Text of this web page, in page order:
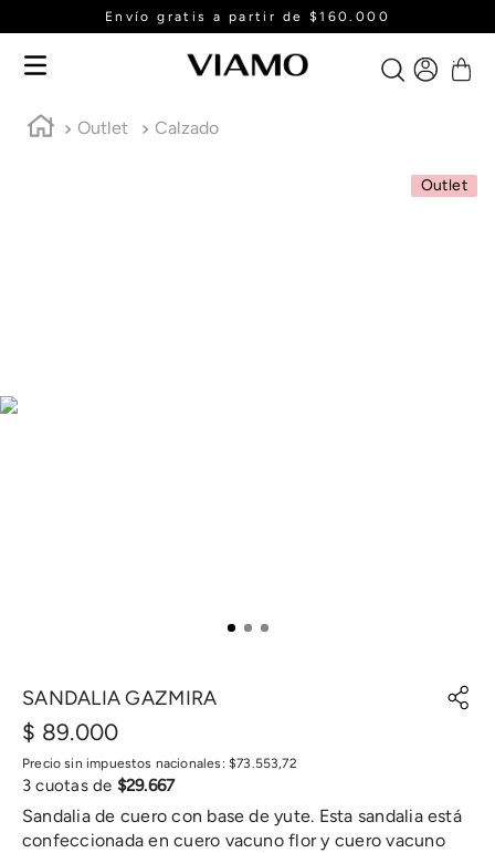
Envío gratis a partir de $160.000
Outlet Calzado
Outlet
SANDALIA GAZMIRA
$ 89.000
Precio sin impuestos nacionales: $73.553,72
3 cuotas de $29.667
Sandalia de cuero con base de yute. Esta sandalia está
confeccionada en cuero vacuno flor y cuero vacuno